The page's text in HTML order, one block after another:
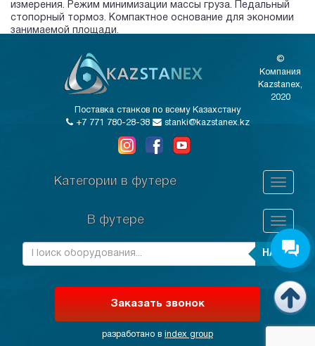
измерения. Режим минимизации массы груза. Педальный
стопорный тормоз. Компактное основание для экономии
занимаемой площади.
©
Компания
Kazstanex,
2020
Поставка станков по всему Казахстану
+7 771 780-28-38
stanki@kazstanex.kz
Категории в футере
В футере
НАЙТИ
Заказать звонок
разработано в index group